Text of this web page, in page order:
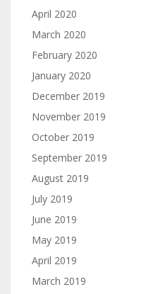
April 2020
March 2020
February 2020
January 2020
December 2019
November 2019
October 2019
September 2019
August 2019
July 2019
June 2019
May 2019
April 2019
March 2019